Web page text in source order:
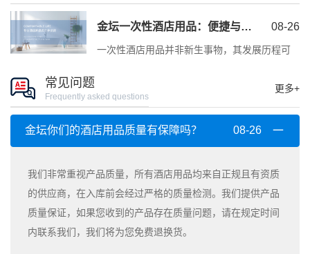
一次性酒店用品并非新生事物，其发展历程可
追溯至几十年前。起初，简单的一次性牙刷、
08-26
在竞争激烈的酒店用品市场中，扬州卓韵酒店
用品脱颖而出，以 “品质铸就卓越，一站式采购
的安心之选” 为核心理念，为酒店行业...
常见问题
Frequently asked questions
更多+
金坛你们的酒店用品质量有保障吗？ 08-26
我们非常重视产品质量，所有酒店用品均来自正规且有资质
的供应商，在入库前会经过严格的质量检测。我们提供产品
质量保证，如果您收到的产品存在质量问题，请在规定时间
内联系我们，我们将为您免费退换货。